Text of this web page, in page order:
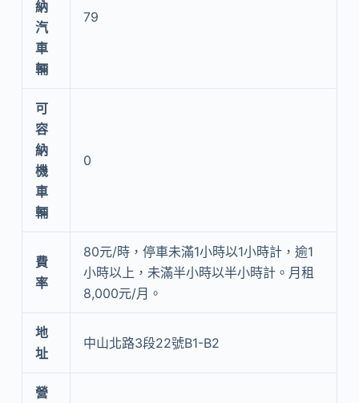
納
汽
車
輛
79
可
容
納
機
車
輛
0
費
率
80元/時，停車未滿1小時以1小時計，逾1
小時以上，未滿半小時以半小時計。月租
8,000元/月。
地
址
中山北路3段22號B1-B2
營